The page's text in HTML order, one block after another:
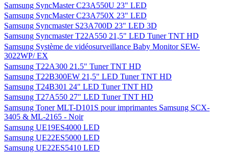
Samsung SyncMaster C23A550U 23" LED
Samsung SyncMaster C23A750X 23" LED
Samsung Syncmaster S23A700D 23" LED 3D
Samsung Syncmaster T22A550 21,5" LED Tuner TNT HD
Samsung Système de vidéosurveillance Baby Monitor SEW-
3022WP/ EX
Samsung T22A300 21.5" Tuner TNT HD
Samsung T22B300EW 21,5" LED Tuner TNT HD
Samsung T24B301 24" LED Tuner TNT HD
Samsung T27A550 27" LED Tuner TNT HD
Samsung Toner MLT-D101S pour imprimantes Samsung SCX-
3405 & ML-2165 - Noir
Samsung UE19ES4000 LED
Samsung UE22ES5000 LED
Samsung UE22ES5410 LED